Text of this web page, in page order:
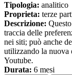
Tipologia: analitico
Proprieta: terze
Descrizione:
traccia delle
nei siti; può anche
utilizzando la nuova
Youtube.
Durata: 6 mesi